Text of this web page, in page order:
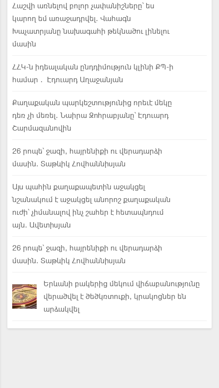
Հաշվի առնելով բոլոր չափանիշները՝ ես
կարող եմ առաջադրվել. Վահագն
Խաչատրյանը նախագահի թեկնածու լինելու
մասին
ՀՀԿ-ն իդեալական ընդդիմություն կլինի ՔՊ-ի
համար․ Էդուարդ Աղաջանյան
Քաղաքական պարկեշտությունից որեւէ մեկը
դեռ չի մեռել. Նաիրա Զոհրաբյանը՝ Էդուարդ
Շարմազանովին
26 րոպե՝ ջազի, հայրենիքի ու վերադարձի
մասին. Տաթևիկ Հովհաննիսյան
Այս պահին քաղաքապետին աջակցել
նշանակում է աջակցել անորոշ քաղաքական
ուժի՝ չիմանալով ինչ շահեր է հետապնդում
այն. Ավետիսյան
26 րոպե՝ ջազի, հայրենիքի ու վերադարձի
մասին. Տաթևիկ Հովհաննիսյան
Երևանի բակերից մեկում վիճաբանությունը
վերածվել է ծեծկռտուքի, կրակոցներ են
արձակվել